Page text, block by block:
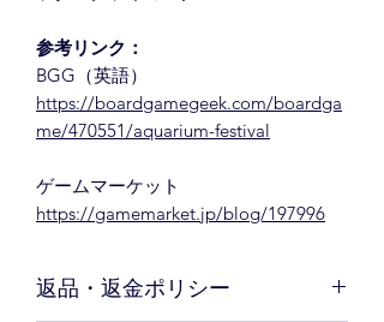
参考リンク：
BGG（英語）
https://boardgamegeek.com/boardga
me/470551/aquarium-festival
ゲームマーケット
https://gamemarket.jp/blog/197996
返品・返金ポリシー